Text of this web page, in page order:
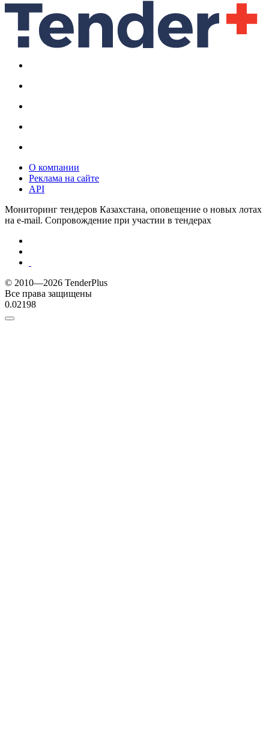
О компании
Реклама на сайте
API
Мониторинг тендеров Казахстана, оповещение о новых лотах
на e-mail. Сопровождение при участии в тендерах
© 2010—2026 TenderPlus
Все права защищены
0.02198